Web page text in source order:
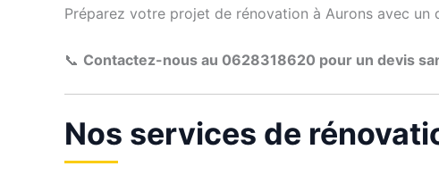
Préparez votre projet de rénovation à Aurons avec
📞 Contactez-nous au 0628318620 pour un devis
Nos services de